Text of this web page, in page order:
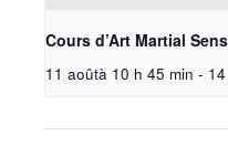
Cours d’Art Martial
11 aoûtà 10 h 45 min -